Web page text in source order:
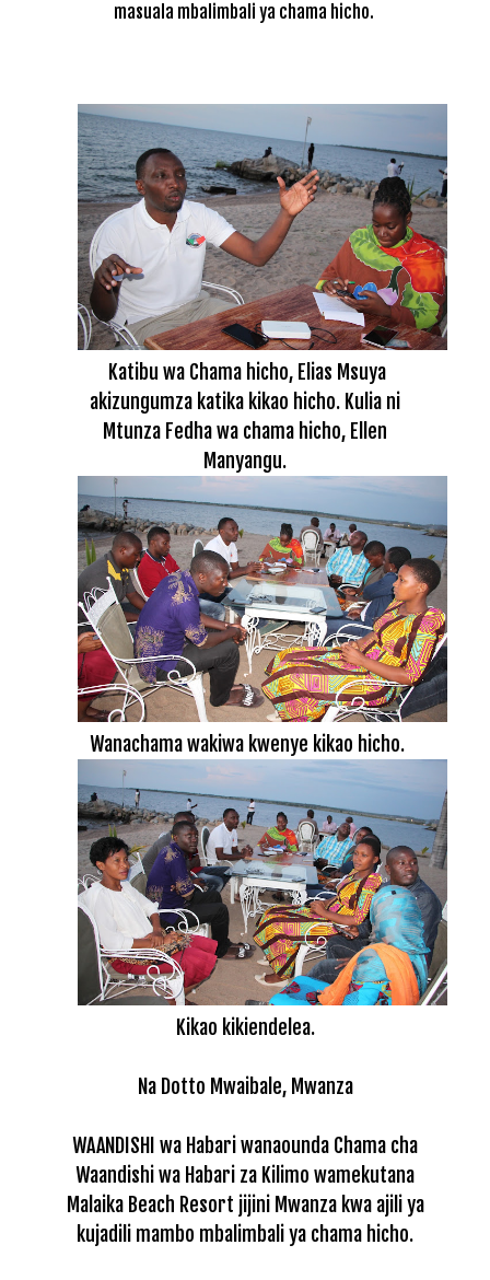
masuala mbalimbali ya chama hicho.
Katibu wa Chama hicho, Elias Msuya
akizungumza katika kikao hicho. Kulia ni
Mtunza Fedha wa chama hicho, Ellen
Manyangu.
Wanachama wakiwa kwenye kikao hicho.
Kikao kikiendelea.
Na Dotto Mwaibale, Mwanza
WAANDISHI wa Habari wanaounda Chama cha
Waandishi wa Habari za Kilimo wamekutana
Malaika Beach Resort jijini Mwanza kwa ajili ya
kujadili mambo mbalimbali ya chama hicho.